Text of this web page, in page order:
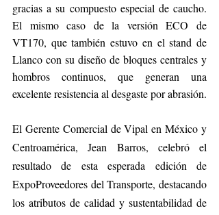
gracias a su compuesto especial de caucho.
El mismo caso de la versión ECO de
VT170, que también estuvo en el stand de
Llanco con su diseño de bloques centrales y
hombros continuos, que generan una
excelente resistencia al desgaste por abrasión.
El Gerente Comercial de Vipal en México y
Centroamérica, Jean Barros, celebró el
resultado de esta esperada edición de
ExpoProveedores del Transporte, destacando
los atributos de calidad y sustentabilidad de